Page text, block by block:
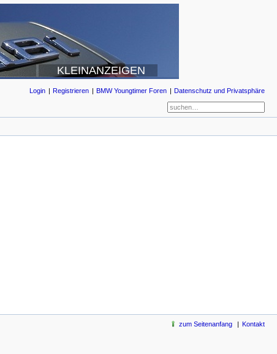
KLEINANZEIGEN
Login Registrieren BMW Youngtimer Foren Datenschutz und Privatsphäre
zum Seitenanfang Kontakt